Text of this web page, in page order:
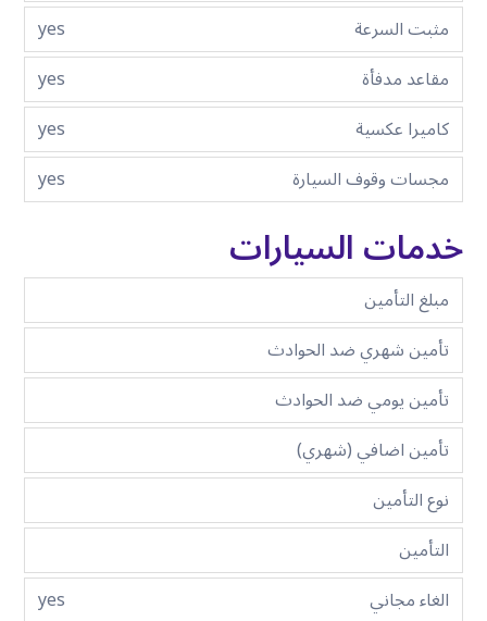
مثبت السرعة
yes
مقاعد مدفأة
yes
كاميرا عكسية
yes
مجسات وقوف السيارة
yes
خدمات السيارات
مبلغ التأمين
تأمين شهري ضد الحوادث
تأمين يومي ضد الحوادث
تأمين اضافي (شهري)
نوع التأمين
التأمين
الغاء مجاني
yes